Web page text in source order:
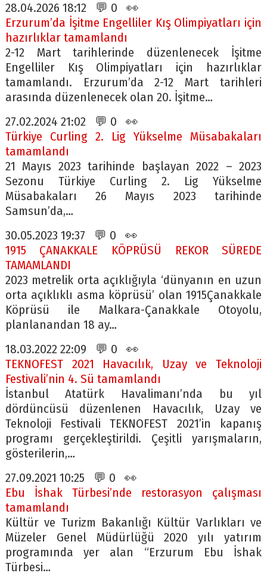
28.04.2026 18:12 💬 0 👀
Erzurum’da İşitme Engelliler Kış Olimpiyatları için
hazırlıklar tamamlandı
2-12 Mart tarihlerinde düzenlenecek İşitme
Engelliler Kış Olimpiyatları için hazırlıklar
tamamlandı. Erzurum’da 2-12 Mart tarihleri
arasında düzenlenecek olan 20. İşitme…
27.02.2024 21:02 💬 0 👀
Türkiye Curling 2. Lig Yükselme Müsabakaları
tamamlandı
21 Mayıs 2023 tarihinde başlayan 2022 – 2023
Sezonu Türkiye Curling 2. Lig Yükselme
Müsabakaları 26 Mayıs 2023 tarihinde
Samsun’da,…
30.05.2023 19:37 💬 0 👀
1915 ÇANAKKALE KÖPRÜSÜ REKOR SÜREDE
TAMAMLANDI
2023 metrelik orta açıklığıyla ‘dünyanın en uzun
orta açıklıklı asma köprüsü’ olan 1915Çanakkale
Köprüsü ile Malkara-Çanakkale Otoyolu,
planlanandan 18 ay…
18.03.2022 22:09 💬 0 👀
TEKNOFEST 2021 Havacılık, Uzay ve Teknoloji
Festivali’nin 4. Sü tamamlandı
İstanbul Atatürk Havalimanı’nda bu yıl
dördüncüsü düzenlenen Havacılık, Uzay ve
Teknoloji Festivali TEKNOFEST 2021’in kapanış
programı gerçekleştirildi. Çeşitli yarışmaların,
gösterilerin,…
27.09.2021 10:25 💬 0 👀
Ebu İshak Türbesi’nde restorasyon çalışması
tamamlandı
Kültür ve Turizm Bakanlığı Kültür Varlıkları ve
Müzeler Genel Müdürlüğü 2020 yılı yatırım
programında yer alan “Erzurum Ebu İshak
Türbesi…